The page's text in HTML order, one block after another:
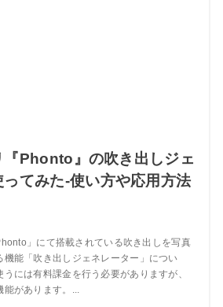
『Phonto』の吹き出しジェ
てみた-使い方や応用方法
」にて搭載されている吹き出しを写真
機能「吹き出しジェネレーター」につい
には有料課金を行う必要がありますが、
があります。...